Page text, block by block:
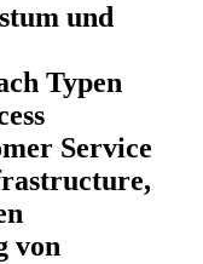
und
Typen
Service
von